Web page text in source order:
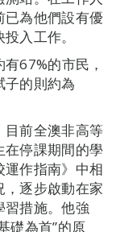
已為他們設有優
入工作。
67%的市民，
子的則約為
目前全澳非高等
停課期間的學
作指南》中相
逐步啟動在家
習措施。他強
礎為首”的原